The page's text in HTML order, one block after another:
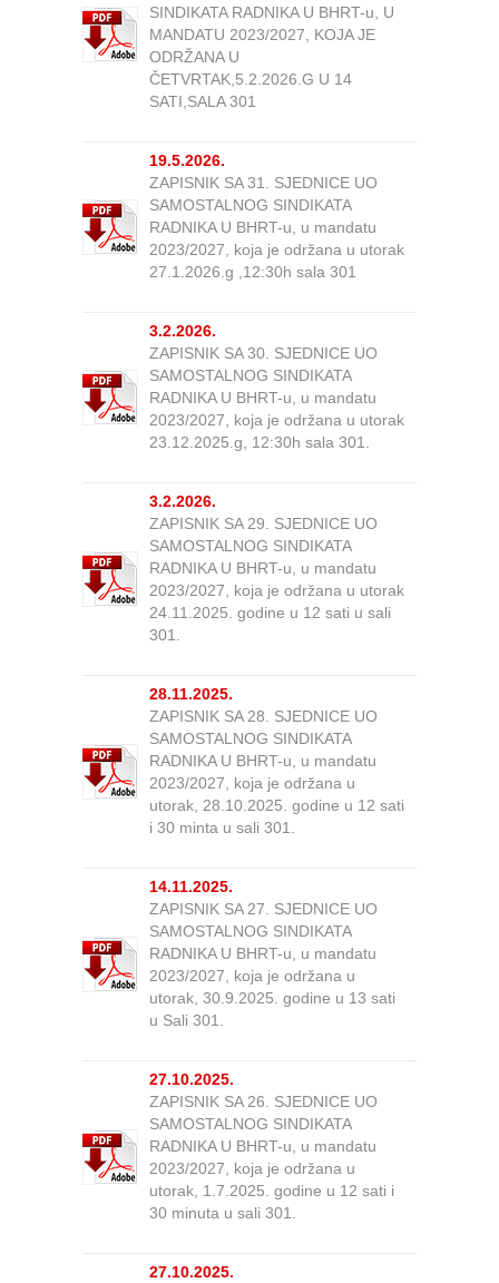
SINDIKATA RADNIKA U BHRT-u, U
MANDATU 2023/2027, KOJA JE
ODRŽANA U
ČETVRTAK,5.2.2026.G U 14
SATI,SALA 301
19.5.2026.
ZAPISNIK SA 31. SJEDNICE UO
SAMOSTALNOG SINDIKATA
RADNIKA U BHRT-u, u mandatu
2023/2027, koja je održana u utorak
27.1.2026.g ,12:30h sala 301
3.2.2026.
ZAPISNIK SA 30. SJEDNICE UO
SAMOSTALNOG SINDIKATA
RADNIKA U BHRT-u, u mandatu
2023/2027, koja je održana u utorak
23.12.2025.g, 12:30h sala 301.
3.2.2026.
ZAPISNIK SA 29. SJEDNICE UO
SAMOSTALNOG SINDIKATA
RADNIKA U BHRT-u, u mandatu
2023/2027, koja je održana u utorak
24.11.2025. godine u 12 sati u sali
301.
28.11.2025.
ZAPISNIK SA 28. SJEDNICE UO
SAMOSTALNOG SINDIKATA
RADNIKA U BHRT-u, u mandatu
2023/2027, koja je održana u
utorak, 28.10.2025. godine u 12 sati
i 30 minta u sali 301.
14.11.2025.
ZAPISNIK SA 27. SJEDNICE UO
SAMOSTALNOG SINDIKATA
RADNIKA U BHRT-u, u mandatu
2023/2027, koja je održana u
utorak, 30.9.2025. godine u 13 sati
u Sali 301.
27.10.2025.
ZAPISNIK SA 26. SJEDNICE UO
SAMOSTALNOG SINDIKATA
RADNIKA U BHRT-u, u mandatu
2023/2027, koja je održana u
utorak, 1.7.2025. godine u 12 sati i
30 minuta u sali 301.
27.10.2025.